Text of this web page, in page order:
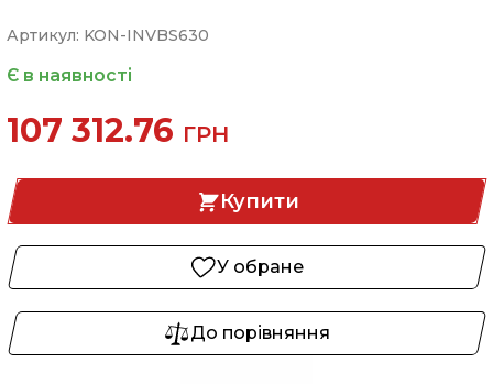
Артикул: KON-INVBS630
Є в наявності
107 312.76 ГРН
Купити
У обране
До порівняння